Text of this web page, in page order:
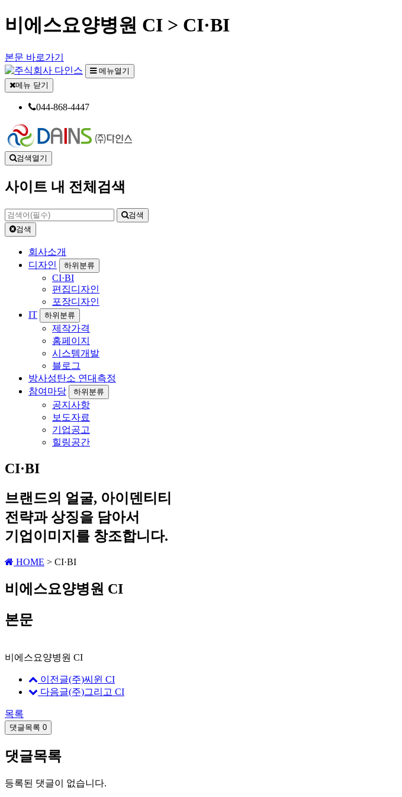
비에스요양병원 CI > CI·BI
본문 바로가기
메뉴열기
메뉴 닫기
044-868-4447
검색열기
사이트 내 전체검색
검색
검색
회사소개
디자인
하위분류
CI·BI
편집디자인
포장디자인
IT
하위분류
제작가격
홈페이지
시스템개발
블로그
방사성탄소 연대측정
참여마당
하위분류
공지사항
보도자료
기업공고
힐링공간
CI·BI
브랜드의 얼굴, 아이덴티티
전략과 상징을 담아서
기업이미지를 창조합니다.
HOME > CI·BI
비에스요양병원 CI
본문
비에스요양병원 CI
이전글(주)씨윈 CI
다음글(주)그리고 CI
목록
댓글목록 0
댓글목록
등록된 댓글이 없습니다.